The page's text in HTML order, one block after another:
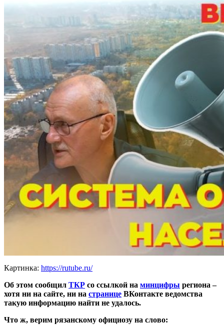
Картинка: https://rutube.ru/
Об этом сообщил ТКР со ссылкой на минцифры региона –
хотя ни на сайте, ни на странице ВКонтакте ведомства
такую информацию найти не удалось.
Что ж, верим рязанскому официозу на слово: